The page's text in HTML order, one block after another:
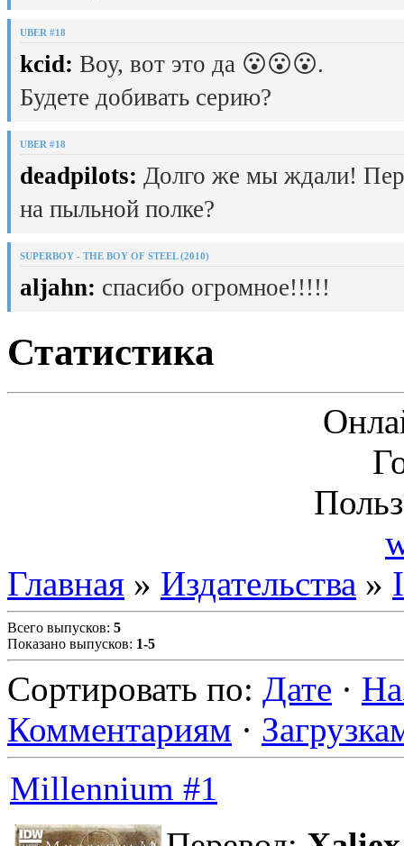
UBER #18
kcid: Воу, вот это да 😮😮😮.
Будете добивать серию?
UBER #18
deadpilots: Долго же мы ждали!
на пыльной полке?
SUPERBOY - THE BOY OF STEEL (2010)
aljahn: спасибо огромное!!!!!
Статистика
Главная » Издательства »
Всего выпусков: 5
Показано выпусков: 1-5
Сортировать по: Дате ·
Комментариям ·
Millennium #1